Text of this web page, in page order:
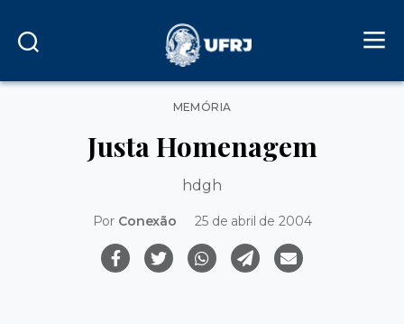
Categorias
MEMÓRIA
Justa Homenagem
hdgh
Por Conexão 25 de abril de 2004